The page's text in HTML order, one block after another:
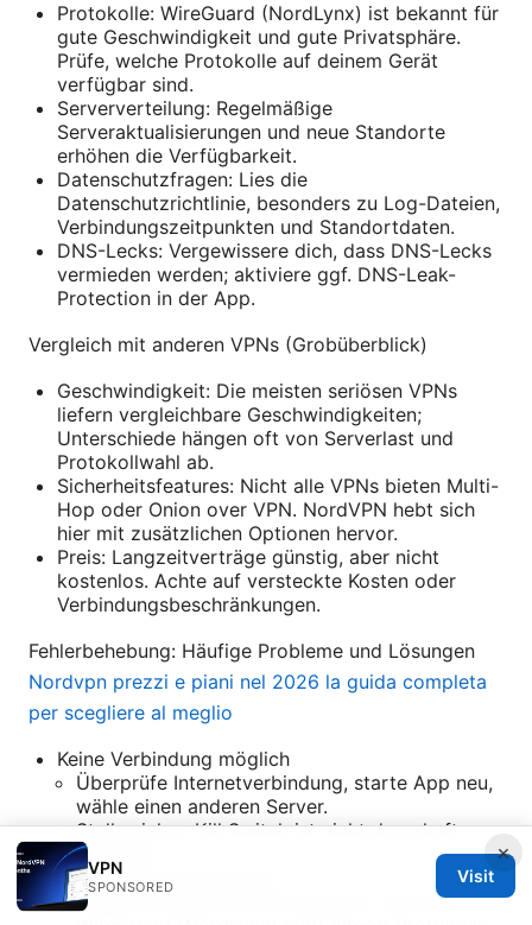
Protokolle: WireGuard (NordLynx) ist bekannt für
gute Geschwindigkeit und gute Privatsphäre.
Prüfe, welche Protokolle auf deinem Gerät
verfügbar sind.
Serververteilung: Regelmäßige
Serveraktualisierungen und neue Standorte
erhöhen die Verfügbarkeit.
Datenschutzfragen: Lies die
Datenschutzrichtlinie, besonders zu Log-Dateien,
Verbindungszeitpunkten und Standortdaten.
DNS-Lecks: Vergewissere dich, dass DNS-Lecks
vermieden werden; aktiviere ggf. DNS-Leak-
Protection in der App.
Vergleich mit anderen VPNs (Grobüberblick)
Geschwindigkeit: Die meisten seriösen VPNs
liefern vergleichbare Geschwindigkeiten;
Unterschiede hängen oft von Serverlast und
Protokollwahl ab.
Sicherheitsfeatures: Nicht alle VPNs bieten Multi-
Hop oder Onion over VPN. NordVPN hebt sich
hier mit zusätzlichen Optionen hervor.
Preis: Langzeitverträge günstig, aber nicht
kostenlos. Achte auf versteckte Kosten oder
Verbindungsbeschränkungen.
Fehlerbehebung: Häufige Probleme und Lösungen
Nordvpn prezzi e piani nel 2026 la guida completa
per scegliere al meglio
Keine Verbindung möglich
Überprüfe Internetverbindung, starte App neu,
wähle einen anderen Server.
Stelle sicher, Kill Switch ist nicht dauerhaft
blockiert.
Langsame Verbindungen
Probiere andere Serverstandorte, aktiviere
×
VPN
SPONSORED
Visit